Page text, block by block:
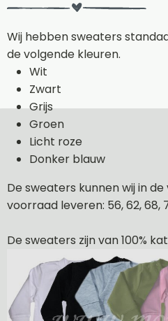
Wij hebben sweaters
de volgende kleuren.
Wit
Zwart
Grijs
Groen
Licht roze
Donker blauw
De sweaters kunnen wij in
voorraad leveren: 56, 62, 68,
De sweaters zijn van 100%